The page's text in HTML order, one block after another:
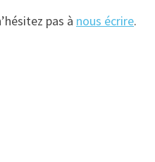
pas à nous écrire.